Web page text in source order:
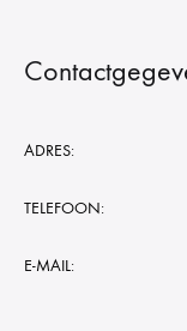
ADRES:
TELEFOON:
E-MAIL: